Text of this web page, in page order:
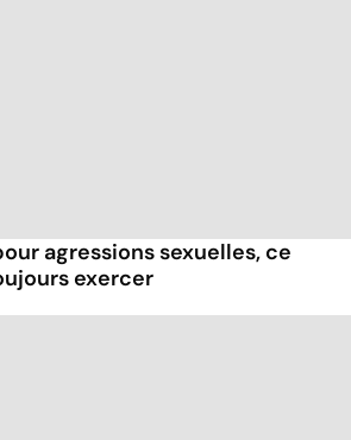
agressions sexuelles, ce
exercer